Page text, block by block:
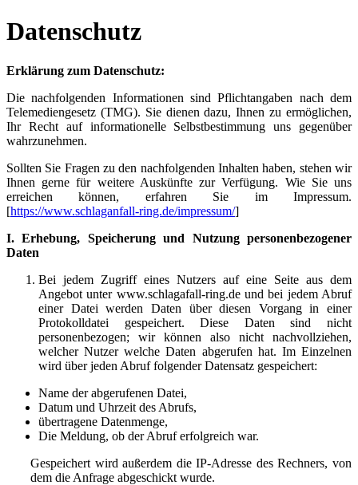
Datenschutz
Erklärung zum Datenschutz:
Die nachfolgenden Informationen sind Pflichtangaben nach dem
Telemediengesetz (TMG). Sie dienen dazu, Ihnen zu ermöglichen,
Ihr Recht auf informationelle Selbstbestimmung uns gegenüber
wahrzunehmen.
Sollten Sie Fragen zu den nachfolgenden Inhalten haben, stehen wir
Ihnen gerne für weitere Auskünfte zur Verfügung. Wie Sie uns
erreichen können, erfahren Sie im Impressum.
[https://www.schlaganfall-ring.de/impressum/]
I. Erhebung, Speicherung und Nutzung personenbezogener
Daten
Bei jedem Zugriff eines Nutzers auf eine Seite aus dem
Angebot unter www.schlagafall-ring.de und bei jedem Abruf
einer Datei werden Daten über diesen Vorgang in einer
Protokolldatei gespeichert. Diese Daten sind nicht
personenbezogen; wir können also nicht nachvollziehen,
welcher Nutzer welche Daten abgerufen hat. Im Einzelnen
wird über jeden Abruf folgender Datensatz gespeichert:
Name der abgerufenen Datei,
Datum und Uhrzeit des Abrufs,
übertragene Datenmenge,
Die Meldung, ob der Abruf erfolgreich war.
Gespeichert wird außerdem die IP-Adresse des Rechners, von
dem die Anfrage abgeschickt wurde.